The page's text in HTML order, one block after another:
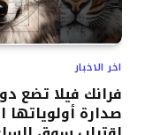
اخر الاخبار
فرانك فيلا تضع
صدارة أولوياتها